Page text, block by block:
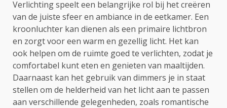
Verlichting speelt een belangrijke rol bij het creëren
van de juiste sfeer en ambiance in de eetkamer. Een
kroonluchter kan dienen als een primaire lichtbron
en zorgt voor een warm en gezellig licht. Het kan
ook helpen om de ruimte goed te verlichten, zodat je
comfortabel kunt eten en genieten van maaltijden.
Daarnaast kan het gebruik van dimmers je in staat
stellen om de helderheid van het licht aan te passen
aan verschillende gelegenheden, zoals romantische